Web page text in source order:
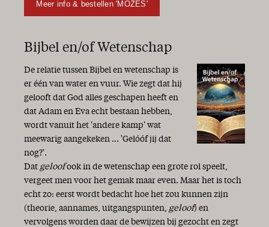
Meer info & bestellen 'MOZES'
Bijbel en/of Wetenschap
De relatie tussen Bijbel en wetenschap is
er één van water en vuur. Wie zegt dat hij
gelooft dat God alles geschapen heeft en
dat Adam en Eva echt bestaan hebben,
wordt vanuit het 'andere kamp' wat
meewarig aangekeken ... 'Gelóóf jij dat
nog?'.
Dat geloofook in de wetenschap een grote rol speelt,
vergeet men voor het gemak maar even. Maar het is toch
echt zo: eerst wordt bedacht hoe het zou kunnen zijn
(theorie, aannames, uitgangspunten, geloof) en
vervolgens worden daar de bewijzen bij gezocht en zegt